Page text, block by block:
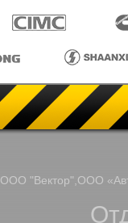
ООО "Вектор",ООО